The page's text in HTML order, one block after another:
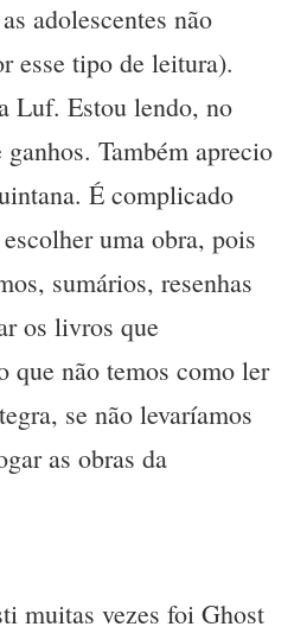
adolescentes não
esse tipo de leitura).
Luf. Estou lendo, no
Também aprecio
É complicado
uma obra, pois
sumários, resenhas
os livros que
que não temos como ler
se não levaríamos
as obras da
muitas vezes foi Ghost